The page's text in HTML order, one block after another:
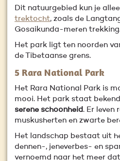
Dit natuurgebied kun je
trektocht, zoals de
Gosaikunda-meren
Het park ligt ten noorden
de Tibetaanse grens.
5 Rara National Park
Het Rara National Park is
mooi. Het park staat
serene schoonheid. Er leven
muskusherten en zwarte
Het landschap bestaat uit
dennen-, jeneverbes- en
vernoemd naar het meer